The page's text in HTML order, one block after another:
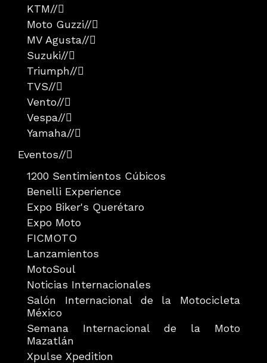
KTM//
Moto Guzzi//
MV Agusta//
Suzuki//
Triumph//
TVS//
Vento//
Vespa//
Yamaha//
Eventos//
1200 Sentimientos Cúbicos
Benelli Experience
Expo Biker's Querétaro
Expo Moto
FICMOTO
Lanzamientos
MotoSoul
Noticias Internacionales
Salón Internacional de la Motocicleta
México
Semana Internacional de la Moto
Mazatlán
Xpulse Xpedition